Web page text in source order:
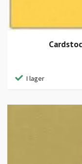
I lager